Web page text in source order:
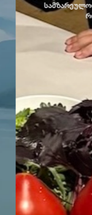
სამზარეულოთი,